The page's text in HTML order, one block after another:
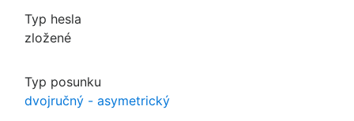
Typ hesla
zložené
Typ posunku
dvojručný - asymetrický